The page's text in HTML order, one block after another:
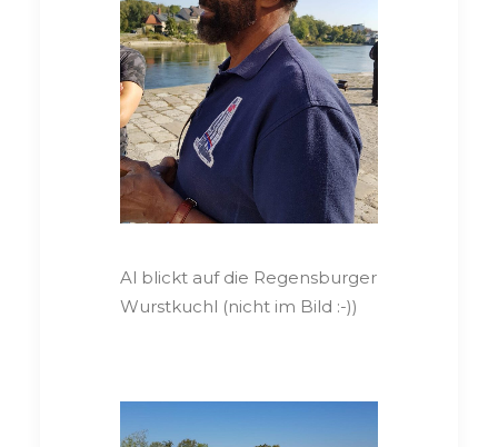
Al blickt auf die Regensburger
Wurstkuchl (nicht im Bild :-))